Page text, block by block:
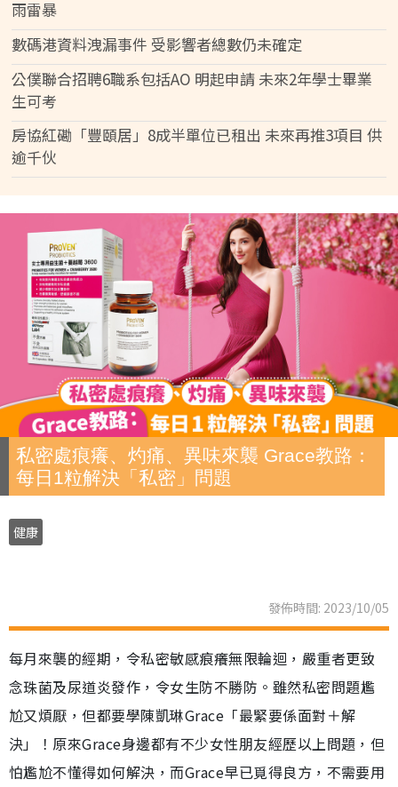
雨雷暴
數碼港資料洩漏事件 受影響者總數仍未確定
公僕聯合招聘6職系包括AO 明起申請 未來2年學士畢業
生可考
房協紅磡「豐頤居」8成半單位已租出 未來再推3項目 供
逾千伙
私密處痕癢、灼痛、異味來襲 Grace教路：
每日1粒解決「私密」問題
健康
發佈時間: 2023/10/05
每月來襲的經期，令私密敏感痕癢無限輪迴，嚴重者更致
念珠菌及尿道炎發作，令女生防不勝防。雖然私密問題尷
尬又煩厭，但都要學陳凱琳Grace「最緊要係面對＋解
決」！原來Grace身邊都有不少女性朋友經歷以上問題，但
怕尷尬不懂得如何解決，而Grace早已覓得良方，不需要用